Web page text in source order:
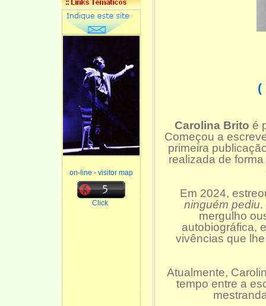
on-line - visitor map
Click
(
Carolina Brito é
Começou a
primeira
realizada de
Em 2024,
ninguém pediu.
mergulho
autobiográfica,
vivências que
Atualmente,
tempo entre a